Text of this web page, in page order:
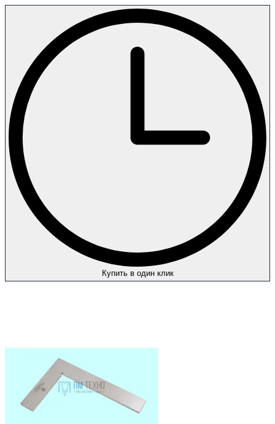
Купить в один клик